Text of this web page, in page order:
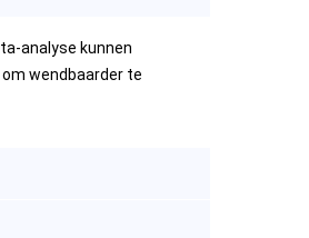
analyse kunnen
wendbaarder te